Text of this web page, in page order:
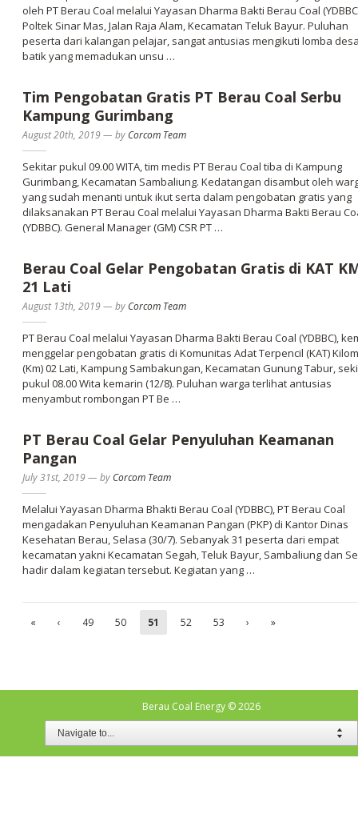
oleh PT Berau Coal melalui Yayasan Dharma Bakti Berau Coal
Poltek Sinar Mas, Jalan Raja Alam, Kecamatan Teluk Bayur. Puluhan
peserta dari kalangan pelajar, sangat antusias mengikuti lomba
batik yang memadukan unsu …
Tim Pengobatan Gratis PT Berau Coal Serbu
Kampung Gurimbang
August 20th, 2019— by Corcom Team
Sekitar pukul 09.00 WITA, tim medis PT Berau Coal tiba di Kampung
Gurimbang, Kecamatan Sambaliung. Kedatangan disambut oleh
yang sudah menanti untuk ikut serta dalam pengobatan gratis yang
dilaksanakan PT Berau Coal melalui Yayasan Dharma Bakti Berau
(YDBBC). General Manager (GM) CSR PT …
Berau Coal Gelar Pengobatan Gratis di KAT
21 Lati
August 13th, 2019— by Corcom Team
PT Berau Coal melalui Yayasan Dharma Bakti Berau Coal (YDBBC),
menggelar pengobatan gratis di Komunitas Adat Terpencil (KAT)
(Km) 02 Lati, Kampung Sambakungan, Kecamatan Gunung Tabur,
pukul 08.00 Wita kemarin (12/8). Puluhan warga terlihat antusias
menyambut rombongan PT Be …
PT Berau Coal Gelar Penyuluhan Keamanan
Pangan
July 31st, 2019— by Corcom Team
Melalui Yayasan Dharma Bhakti Berau Coal (YDBBC), PT Berau Coal
mengadakan Penyuluhan Keamanan Pangan (PKP) di Kantor Dinas
Kesehatan Berau, Selasa (30/7). Sebanyak 31 peserta dari empat
kecamatan yakni Kecamatan Segah, Teluk Bayur, Sambaliung dan
hadir dalam kegiatan tersebut. Kegiatan yang …
« ‹ 49 50 51 52 53 › »
Berau Coal Energy © 2026